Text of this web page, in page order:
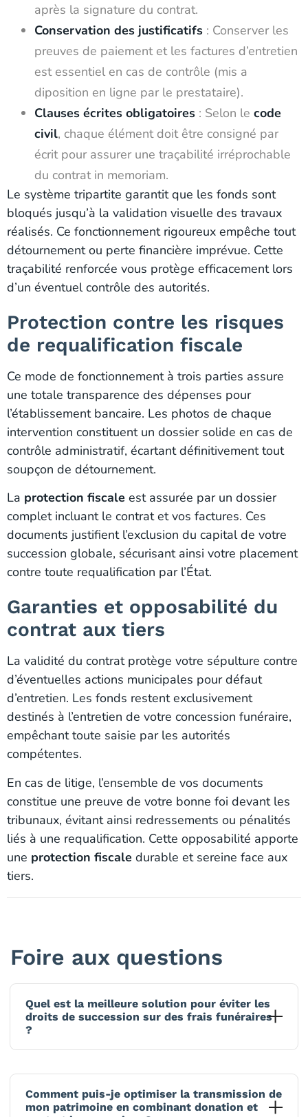
après la signature du contrat.
Conservation des justificatifs : Conserver les
preuves de paiement et les factures d’entretien
est essentiel en cas de contrôle (mis a
diposition en ligne par le prestataire).
Clauses écrites obligatoires : Selon le code
civil, chaque élément doit être consigné par
écrit pour assurer une traçabilité irréprochable
du contrat in memoriam.
Le système tripartite garantit que les fonds sont
bloqués jusqu’à la validation visuelle des travaux
réalisés. Ce fonctionnement rigoureux empêche tout
détournement ou perte financière imprévue. Cette
traçabilité renforcée vous protège efficacement lors
d’un éventuel contrôle des autorités.
Protection contre les risques
de requalification fiscale
Ce mode de fonctionnement à trois parties assure
une totale transparence des dépenses pour
l’établissement bancaire. Les photos de chaque
intervention constituent un dossier solide en cas de
contrôle administratif, écartant définitivement tout
soupçon de détournement.
La protection fiscale est assurée par un dossier
complet incluant le contrat et vos factures. Ces
documents justifient l’exclusion du capital de votre
succession globale, sécurisant ainsi votre placement
contre toute requalification par l’État.
Garanties et opposabilité du
contrat aux tiers
La validité du contrat protège votre sépulture contre
d’éventuelles actions municipales pour défaut
d’entretien. Les fonds restent exclusivement
destinés à l’entretien de votre concession funéraire,
empêchant toute saisie par les autorités
compétentes.
En cas de litige, l’ensemble de vos documents
constitue une preuve de votre bonne foi devant les
tribunaux, évitant ainsi redressements ou pénalités
liés à une requalification. Cette opposabilité apporte
une protection fiscale durable et sereine face aux
tiers.
Foire aux questions
Quel est la meilleure solution pour éviter les
droits de succession sur des frais funéraires
?
Le contrat in memoriam constitue lasolution idéale
pour éviter les droits de succession sur vos frais
d’entretien de sépulutre post Décès. Ce dispositif,
Comment puis-je optimiser la transmission de
mon patrimoine en combinant donation et